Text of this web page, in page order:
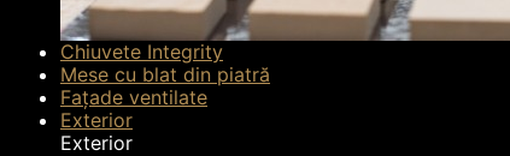
Chiuvete Integrity
Mese cu blat din piatră
Fațade ventilate
Exterior
Exterior